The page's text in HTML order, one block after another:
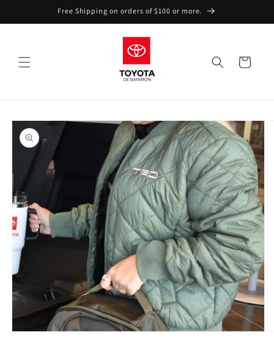
Free Shipping on orders of $100 or more.
Cart
Skip to
product
information